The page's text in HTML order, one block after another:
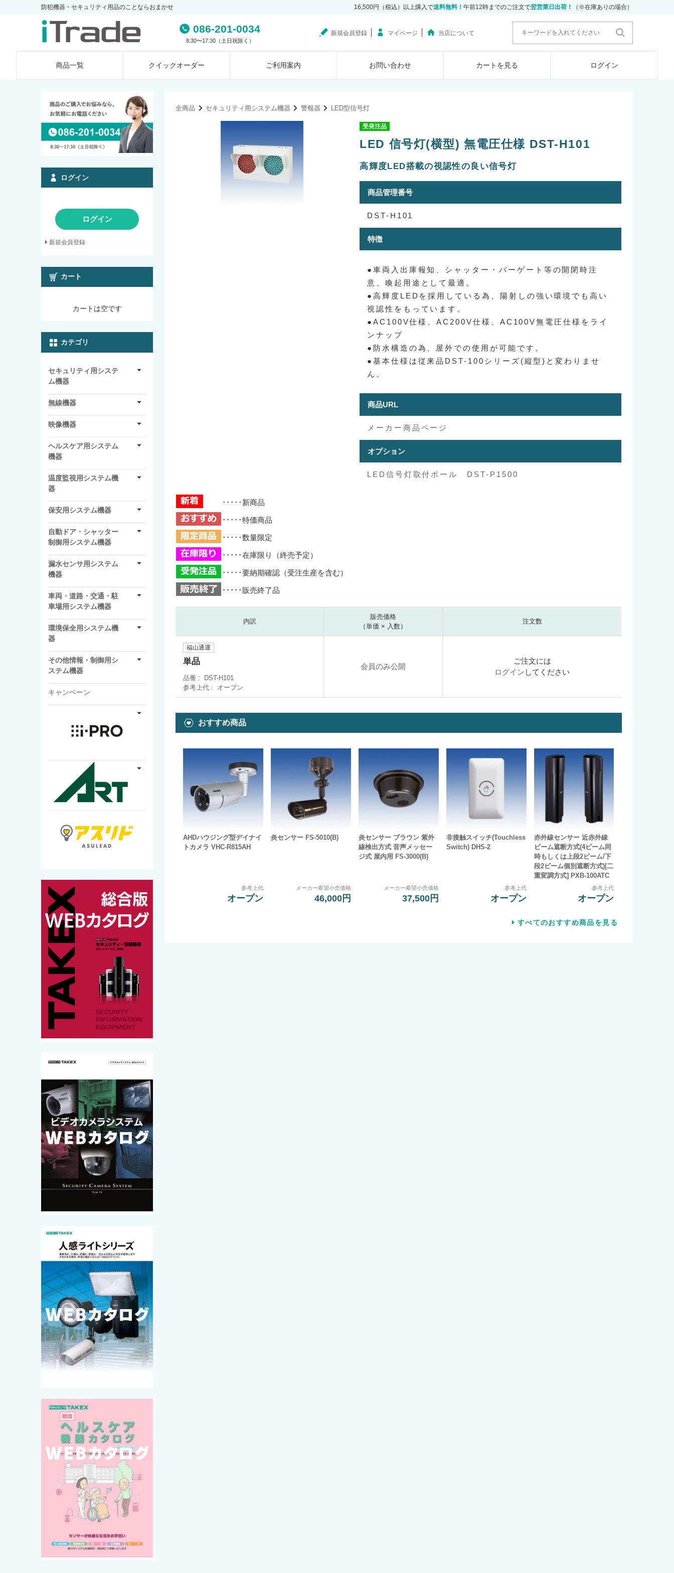
防犯機器・セキュリティ用品のことならおまかせ 16,500円（税込）以上購入で送料無料！ 午前12時までのご注文で翌営業日出荷！ （※在庫ありの場合）
086-201-0034
8:30〜17:30（土日祝除く）
新規会員登録 マイページ 当店について
商品一覧 クイックオーダー ご利用案内 お問い合わせ カートを見る ログイン
全商品 セキュリティ用システム機器 警報器 LED型信号灯
受発注品
LED 信号灯(横型) 無電圧仕様 DST-H101
高輝度LED搭載の視認性の良い信号灯
商品管理番号
DST-H101
特徴
●車両入出庫報知、シャッター・バーゲート等の開閉時注
意、喚起用途として最適。
●高輝度LEDを採用している為、陽射しの強い環境でも高い
視認性をもっています。
●AC100V仕様、AC200V仕様、AC100V無電圧仕様をライ
ンナップ
●防水構造の為、屋外での使用が可能です。
●基本仕様は従来品DST-100シリーズ(縦型)と変わりませ
ん。
商品URL
メーカー商品ページ
オプション
LED信号灯取付ポール DST-P1500
･････新商品
･････特価商品
･････数量限定
･････在庫限り（終売予定）
･････要納期確認（受注生産を含む）
･････販売終了品
内訳
販売価格
（単価 × 入数）
注文数
福山通運
単品
品番
DST-H101
参考上代
オープン
会員のみ公開
ご注文には
ログイン してください
おすすめ商品
AHDハウジング型デイナイ
トカメラ VHC-R815AH
参考上代
オープン
炎センサー FS-5010(B)
メーカー希望小売価格
46,000円
炎センサー ブラウン 紫外
線検出方式 音声メッセー
ジ式 屋内用 FS-3000(B)
メーカー希望小売価格
37,500円
非接触スイッチ(Touchless
Switch) DHS-2
参考上代
オープン
赤外線センサー 近赤外線
ビーム遮断方式(4ビーム同
時もしくは上段2ビーム/下
段2ビーム個別遮断方式)[二
重変調方式] PXB-100ATC
参考上代
オープン
すべてのおすすめ商品を見る
ログイン
ログイン
新規会員登録
カート
カートは空です
カテゴリ
セキュリティ用システ
ム機器
無線機器
映像機器
ヘルスケア用システム
機器
温度監視用システム機
器
保安用システム機器
自動ドア・シャッター
制御用システム機器
漏水センサ用システム
機器
車両・道路・交通・駐
車場用システム機器
環境保全用システム機
器
その他情報・制御用シ
ステム機器
キャンペーン